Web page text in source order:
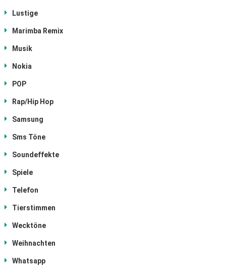
Lustige
Marimba Remix
Musik
Nokia
POP
Rap/Hip Hop
Samsung
Sms Töne
Soundeffekte
Spiele
Telefon
Tierstimmen
Wecktöne
Weihnachten
Whatsapp